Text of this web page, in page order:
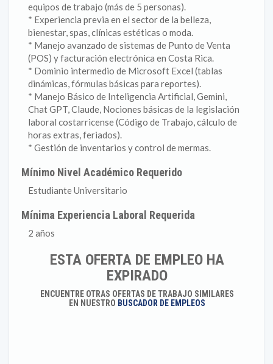
equipos de trabajo (más de 5 personas).
* Experiencia previa en el sector de la belleza,
bienestar, spas, clínicas estéticas o moda.
* Manejo avanzado de sistemas de Punto de Venta
(POS) y facturación electrónica en Costa Rica.
* Dominio intermedio de Microsoft Excel (tablas
dinámicas, fórmulas básicas para reportes).
* Manejo Básico de Inteligencia Artificial, Gemini,
Chat GPT, Claude, Nociones básicas de la legislación
laboral costarricense (Código de Trabajo, cálculo de
horas extras, feriados).
* Gestión de inventarios y control de mermas.
Mínimo Nivel Académico Requerido
Estudiante Universitario
Mínima Experiencia Laboral Requerida
2 años
ESTA OFERTA DE EMPLEO HA
EXPIRADO
ENCUENTRE OTRAS OFERTAS DE TRABAJO SIMILARES
EN NUESTRO BUSCADOR DE EMPLEOS